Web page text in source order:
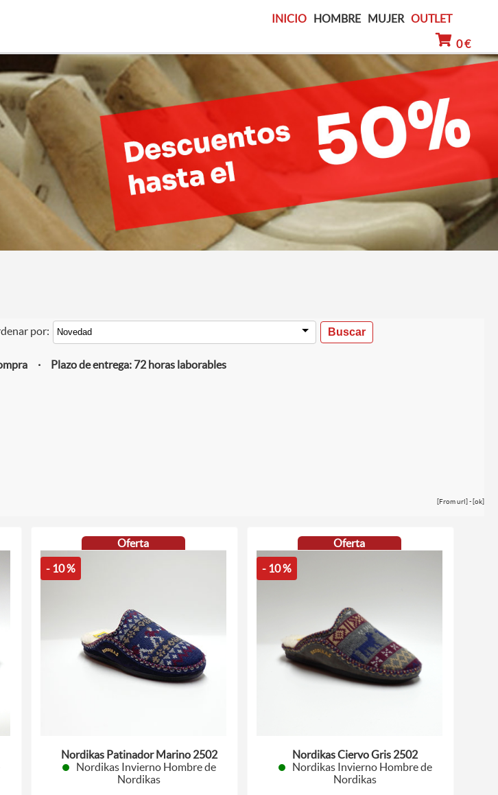
INICIO HOMBRE MUJER OUTLET
0 €
por:
· Plazo de entrega: 72 horas laborables
[From url] - [ok]
Oferta
- 10 %
Nordikas Patinador Marino 2502
Nordikas Invierno Hombre de
Nordikas
Oferta
- 10 %
Nordikas Ciervo Gris 2502
Nordikas Invierno Hombre de
Nordikas